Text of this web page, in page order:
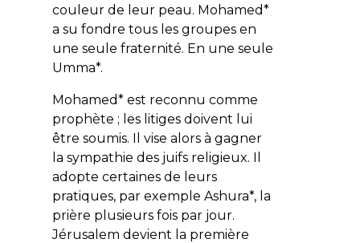
couleur de leur peau. Mohamed*
a su fondre tous les groupes en
une seule fraternité. En une seule
Umma*.
Mohamed* est reconnu comme
prophète ; les litiges doivent lui
être soumis. Il vise alors à gagner
la sympathie des juifs religieux. Il
adopte certaines de leurs
pratiques, par exemple Ashura*, la
prière plusieurs fois par jour.
Jérusalem devient la première